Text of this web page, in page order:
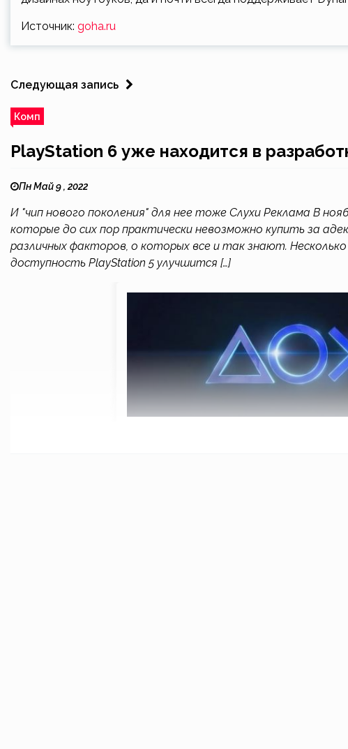
Источник: goha.ru
Следующая запись
Комп
PlayStation 6 уже находится в
Пн Май 9 , 2022
И "чип нового поколения" для нее тоже Слухи Реклама В
которые до сих пор практически невозможно купить за
различных факторов, о которых все и так знают.
доступность PlayStation 5 улучшится […]